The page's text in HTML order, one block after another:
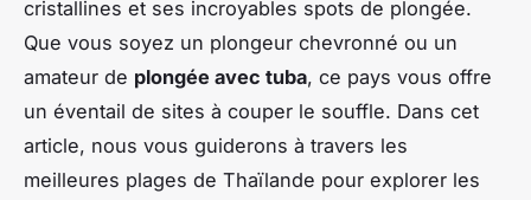
cristallines et ses incroyables spots de plongée.
Que vous soyez un plongeur chevronné ou un
amateur de plongée avec tuba, ce pays vous offre
un éventail de sites à couper le souffle. Dans cet
article, nous vous guiderons à travers les
meilleures plages de Thaïlande pour explorer les